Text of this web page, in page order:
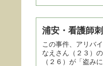
浦安・看護師
この事件、アリバ
なえさん（２３）
（２６）が「盗みに